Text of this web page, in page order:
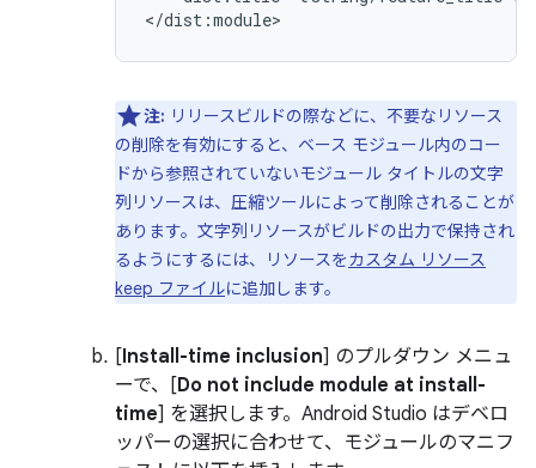
注: リリースビルドの際などに、不要なリソース
の削除を有効にすると、ベース モジュール内のコー
ドから参照されていないモジュール タイトルの文字
列リソースは、圧縮ツールによって削除されることが
あります。文字列リソースがビルドの出力で保持され
るようにするには、リソースをカスタム リソース
keep ファイルに追加します。
[Install-time inclusion] のプルダウン メニュ
ーで、[Do not include module at install-
time] を選択します。Android Studio はデベロ
ッパーの選択に合わせて、モジュールのマニフ